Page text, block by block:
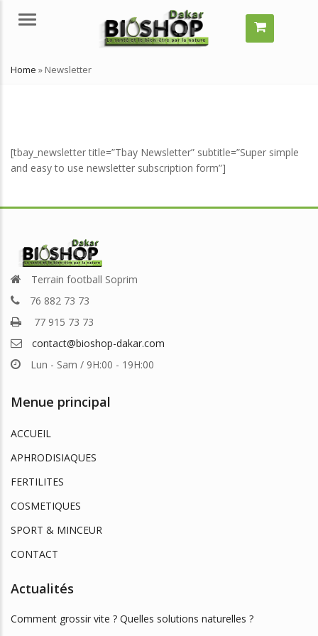
Menu
Home » Newsletter
[tbay_newsletter title=”Tbay Newsletter” subtitle=”Super simple
and easy to use newsletter subscription form”]
grossir vite ?
ce qu’un remède
?
29, 2024
Comment grossir vite ?
Terrain football Soprim
76 882 73 73
77 915 73 73
contact@bioshop-dakar.com
Lun - Sam / 9H:00 - 19H:00
Menue principal
ACCUEIL
APHRODISIAQUES
FERTILITES
COSMETIQUES
SPORT & MINCEUR
CONTACT
Actualités
Comment grossir vite ? Quelles solutions naturelles ?